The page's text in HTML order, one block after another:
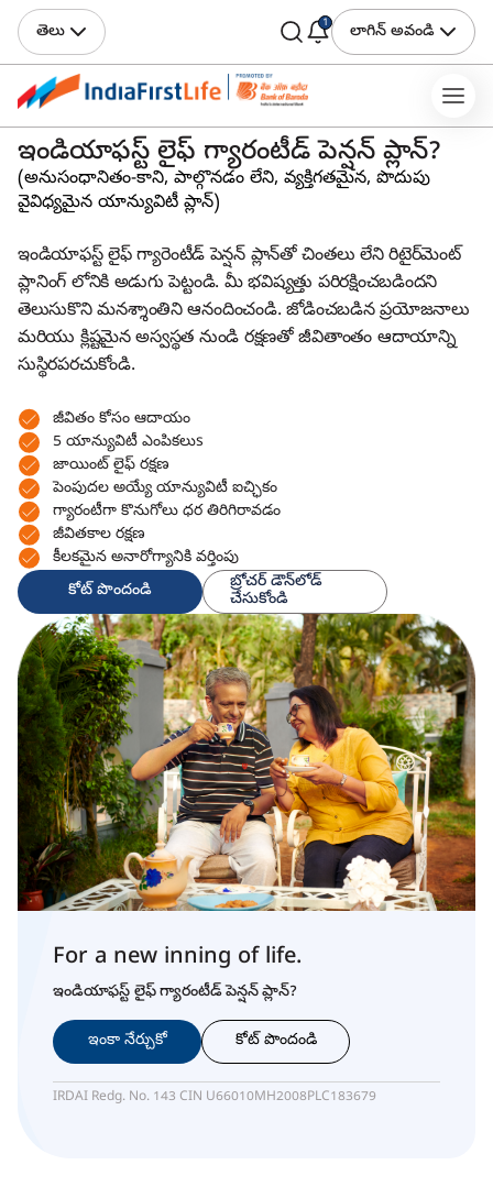
తెలు 1 లాగిన్ అవండి
ఇండియాఫస్ట్ లైఫ్ గ్యారంటీడ్ పెన్షన్ ప్లాన్?
(అనుసంధానితం-కాని, పాల్గొనడం లేని, వ్యక్తిగతమైన, పొదుపు
వైవిధ్యమైన యాన్యువిటీ ప్లాన్)
ఇండియాఫస్ట్ లైఫ్ గ్యారెంటీడ్ పెన్షన్ ప్లాన్‌తో చింతలు లేని రిటైర్‌మెంట్
ప్లానింగ్ లోనికి అడుగు పెట్టండి. మీ భవిష్యత్తు పరిరక్షించబడిందని
తెలుసుకొని మనశ్శాంతిని ఆనందించండి. జోడించబడిన ప్రయోజనాలు
మరియు క్లిష్టమైన అస్వస్థత నుండి రక్షణతో జీవితాంతం ఆదాయాన్ని
సుస్థిరపరచుకోండి.
జీవితం కోసం ఆదాయం
5 యాన్యువిటీ ఎంపికలుs
జాయింట్ లైఫ్ రక్షణ
పెంపుదల అయ్యే యాన్యువిటీ ఐచ్ఛికం
గ్యారంటీగా కొనుగోలు ధర తిరిగిరావడం
జీవితకాల రక్షణ
కీలకమైన అనారోగ్యానికి వర్తింపు
కోట్ పొందండి
బ్రోచర్ డౌన్‌లోడ్
చేసుకోండి
IRDAI Redg. No. 143 CIN U66010MH2008PLC183679
ఇండియాఫస్ట్ లైఫ్ గ్యారంటీడ్ పెన్షన్ ప్లాన్?
For a new inning of life.
ఇంకా నేర్చుకో కోట్ పొందండి